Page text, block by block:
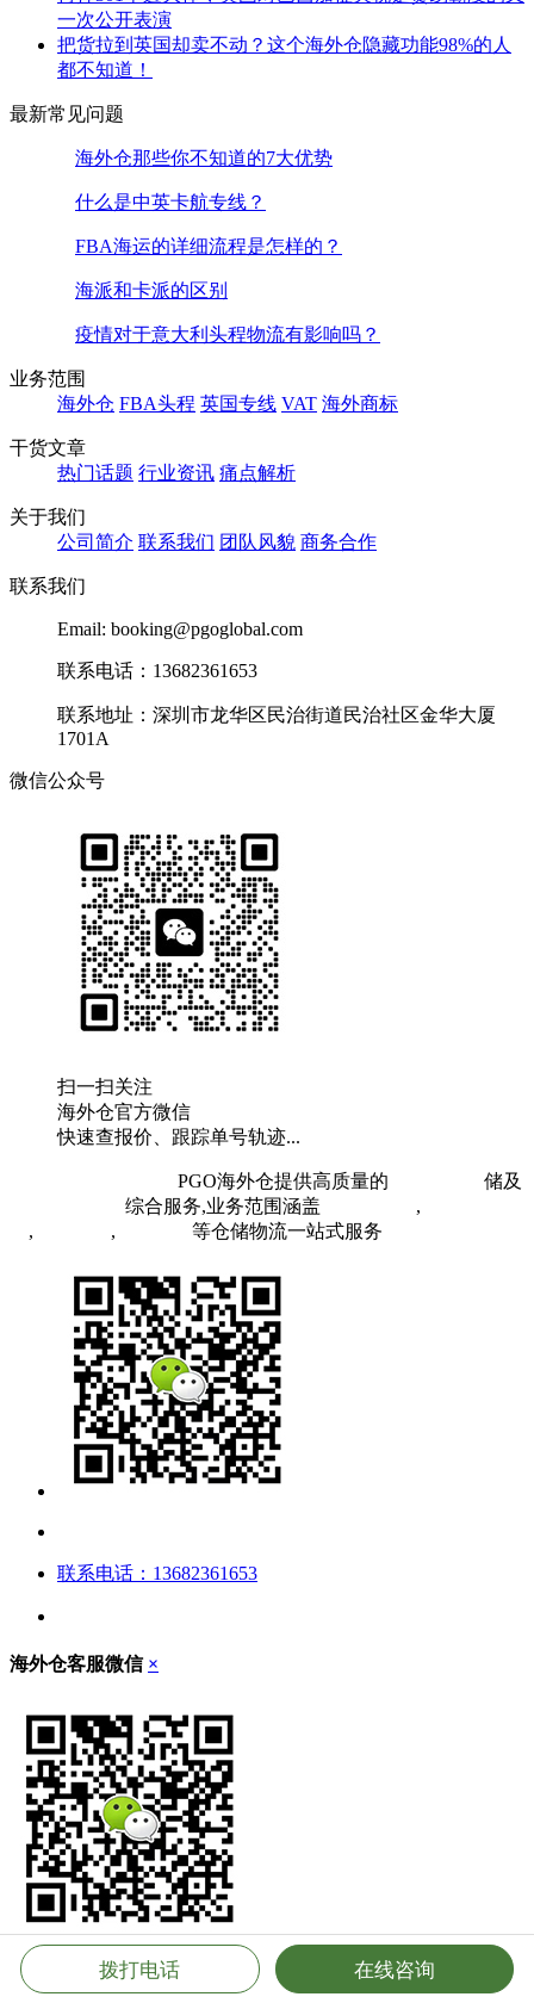
一次公开表演
把货拉到英国却卖不动？这个海外仓隐藏功能98%的人
都不知道！
最新常见问题
海外仓那些你不知道的7大优势
什么是中英卡航专线？
FBA海运的详细流程是怎样的？
海派和卡派的区别
疫情对于意大利头程物流有影响吗？
业务范围
海外仓 FBA头程 英国专线 VAT 海外商标
干货文章
热门话题 行业资讯 痛点解析
关于我们
公司简介 联系我们 团队风貌 商务合作
联系我们
Email: booking@pgoglobal.com
联系电话：13682361653
联系地址：深圳市龙华区民治街道民治社区金华大厦
1701A
微信公众号
扫一扫关注
海外仓官方微信
快速查报价、跟踪单号轨迹...
PGO海外仓提供高质量的
储及
综合服务,业务范围涵盖 ,
, , 等仓储物流一站式服务
联系电话：13682361653
海外仓客服微信 ×
立即扫描，添加客服微信
拨打电话 在线咨询